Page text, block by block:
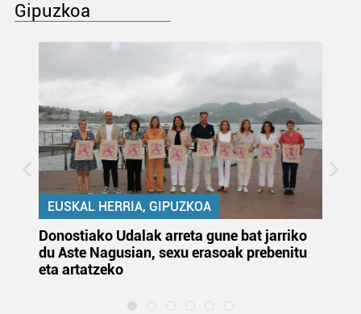
Gipuzkoa
EUSKAL HERRIA, GIPUZKOA
Donostiako Udalak arreta gune bat jarriko
du Aste Nagusian, sexu erasoak prebenitu
eta artatzeko